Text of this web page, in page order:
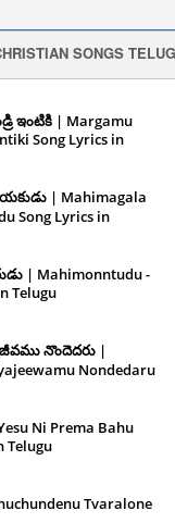
SONGS
ఇంటికి | Margamu
Song Lyrics in
| Mahimagala
Song Lyrics in
| Mahimonntudu -
Telugu
నొందెదరు |
Nondedaru
Ni Prema Bahu
Telugu
Tvaralone